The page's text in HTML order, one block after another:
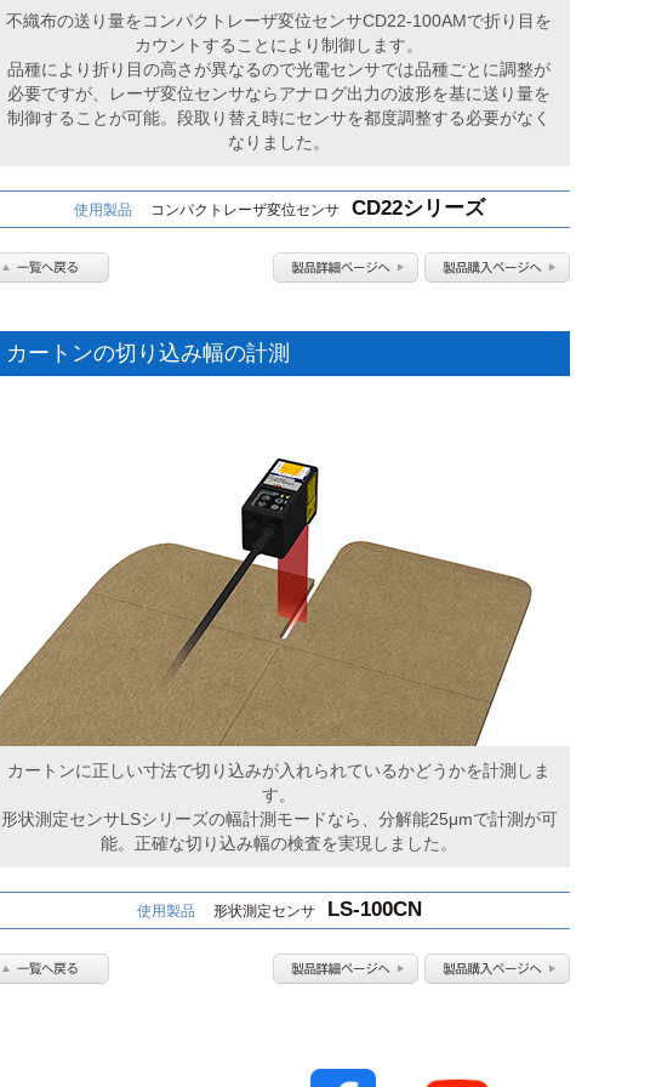
不織布の送り量をコンパクトレーザ変位センサCD22-100AMで折り目を
カウントすることにより制御します。
品種により折り目の高さが異なるので光電センサでは品種ごとに調整が
必要ですが、レーザ変位センサならアナログ出力の波形を基に送り量を
制御することが可能。段取り替え時にセンサを都度調整する必要がなく
なりました。
使用製品 コンパクトレーザ変位センサ CD22シリーズ
カートンの切り込み幅の計測
カートンに正しい寸法で切り込みが入れられているかどうかを計測しま
す。
形状測定センサLSシリーズの幅計測モードなら、分解能25μmで計測が可
能。正確な切り込み幅の検査を実現しました。
使用製品 形状測定センサ LS-100CN